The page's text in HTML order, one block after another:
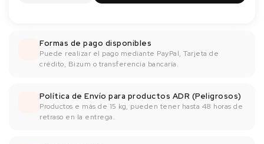
Formas de pago disponibles
Puede realizar el pago mediante PayPal, Tarjeta de
crédito, Bizum o transferencia bancaría.
Política de Envío para productos ADR (Peligrosos)
Productos e más de 15 kg, pueden tener hasta 48 horas de
retraso en la entrega.